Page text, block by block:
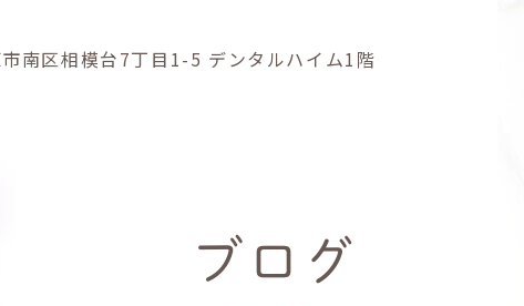
南区相模台7丁目1-5 デンタルハイム1階
ブログ